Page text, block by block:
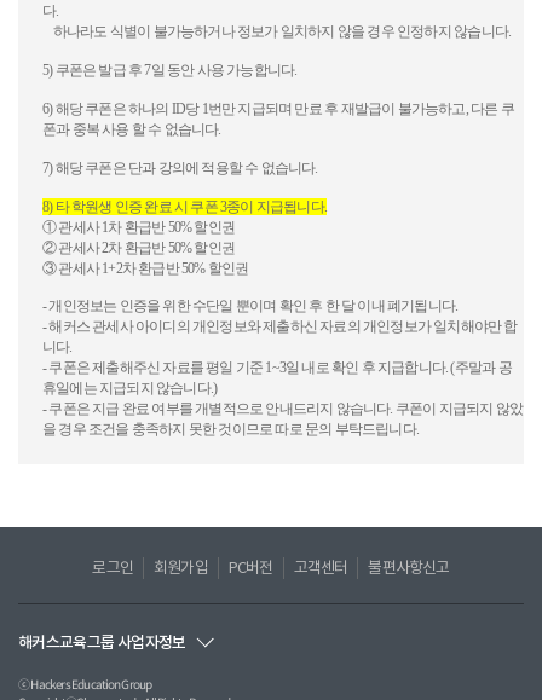
다.
하나라도 식별이 불가능하거나 정보가 일치하지 않을 경우 인정하지 않습니다.
5) 쿠폰은 발급 후7일 동안 사용 가능합니다.
6)해당 쿠폰은하나의 ID당1번만지급되며 만료 후 재발급이 불가능하고 다른 쿠
폰과 중복 사용 할 수 없습니다.
7)해당 쿠폰은 단과 강의에 적용할 수 없습니다.
8) 타 학원생 인증 완료 시 쿠폰3종이 지급됩니다.
①관세사1차 환급반50%할인권
②관세사2차 환급반50%할인권
③관세사1+2차 환급반50% 할인권
-개인정보는 인증을 위한 수단일 뿐이며 확인 후 한 달이내폐기됩니다.
-해커스 관세사 아이디의 개인정보와제출하신 자료의 개인정보가 일치해야만합
니다.
-쿠폰은제출해주신 자료를평일 기준 1~3일 내로 확인 후 지급합니다. (주말과 공
휴일에는 지급되지 않습니다.)
-쿠폰은 지급 완료 여부를 개별적으로 안내드리지 않습니다. 쿠폰이 지급되지 않았
을 경우 조건을 충족하지 못한것이므로 따로 문의 부탁드립니다.
로그인 회원가입 PC버전 고객센터 불편사항신고
해커스교육그룹 사업자정보
ⓒ Hackers Education Group